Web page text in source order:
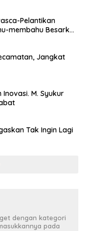
Pelantikan
membahu Besarkan
Jangkat
Inovasi. M. Syukur
Tak Ingin Lagi
dengan kategori
pada